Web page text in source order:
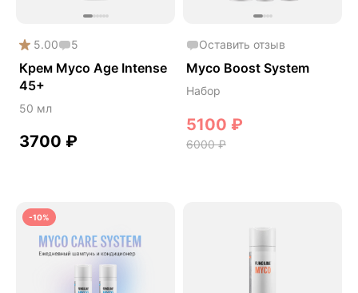
5.00 5
Крем Myco Age Intense
45+
50 мл
3700 ₽
Оставить отзыв
Myco Boost System
Набор
5100 ₽
6000₽
-10%